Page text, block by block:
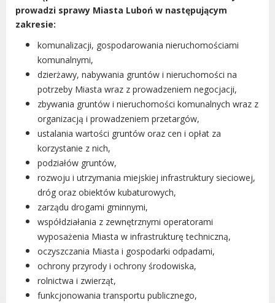
prowadzi sprawy Miasta Luboń w następującym
zakresie:
komunalizacji, gospodarowania nieruchomościami
komunalnymi,
dzierżawy, nabywania gruntów i nieruchomości na
potrzeby Miasta wraz z prowadzeniem negocjacji,
zbywania gruntów i nieruchomości komunalnych wraz z
organizacją i prowadzeniem przetargów,
ustalania wartości gruntów oraz cen i opłat za
korzystanie z nich,
podziałów gruntów,
rozwoju i utrzymania miejskiej infrastruktury sieciowej,
dróg oraz obiektów kubaturowych,
zarządu drogami gminnymi,
współdziałania z zewnętrznymi operatorami
wyposażenia Miasta w infrastrukturę techniczną,
oczyszczania Miasta i gospodarki odpadami,
ochrony przyrody i ochrony środowiska,
rolnictwa i zwierząt,
funkcjonowania transportu publicznego,